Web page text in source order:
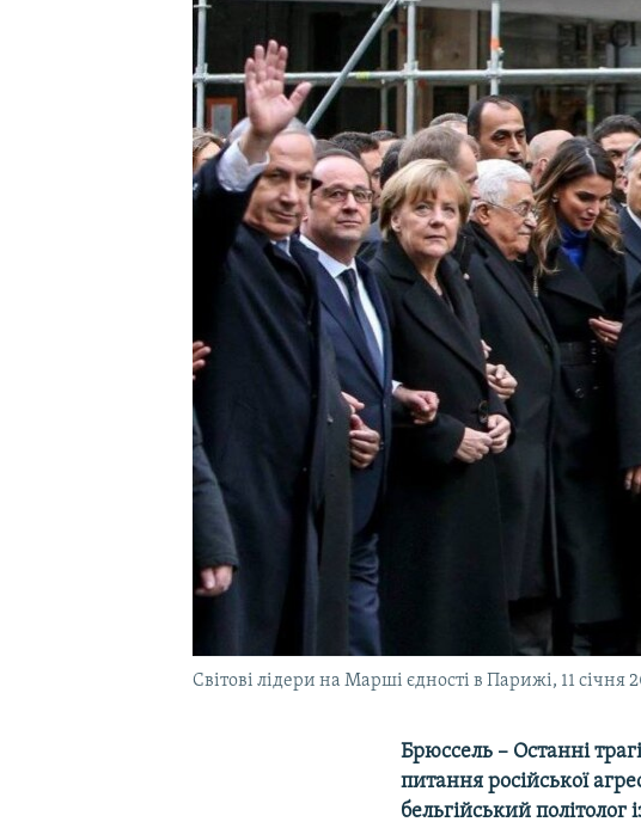
УКРАЇНСЬКА ПРОБЛЕМА КРИМУ
Світові лідери на Марші єдності в Парижі, 11 січня
Брюссель – Останні
питання російської
бельгійський політолог